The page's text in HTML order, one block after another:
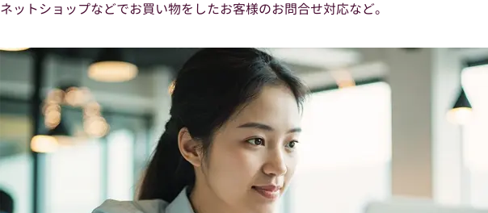
ネットショップなどでお買い物をしたお客様のお問合せ対応など。